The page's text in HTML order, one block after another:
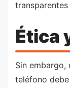
Ética
Sin embargo,
teléfono